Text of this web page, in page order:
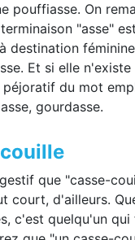
pouffiasse. On
"asse"
destination
Et si elle
du mot
gourdasse.
que "casse-
court, d'ailleurs.
c'est quelqu'un qui